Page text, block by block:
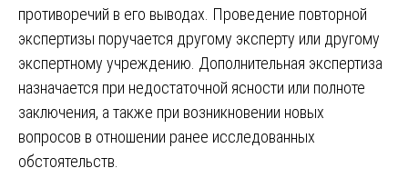
противоречий в его выводах. Проведение повторной
экспертизы поручается другому эксперту или другому
экспертному учреждению. Дополнительная экспертиза
назначается при недостаточной ясности или полноте
заключения, а также при возникновении новых
вопросов в отношении ранее исследованных
обстоятельств.